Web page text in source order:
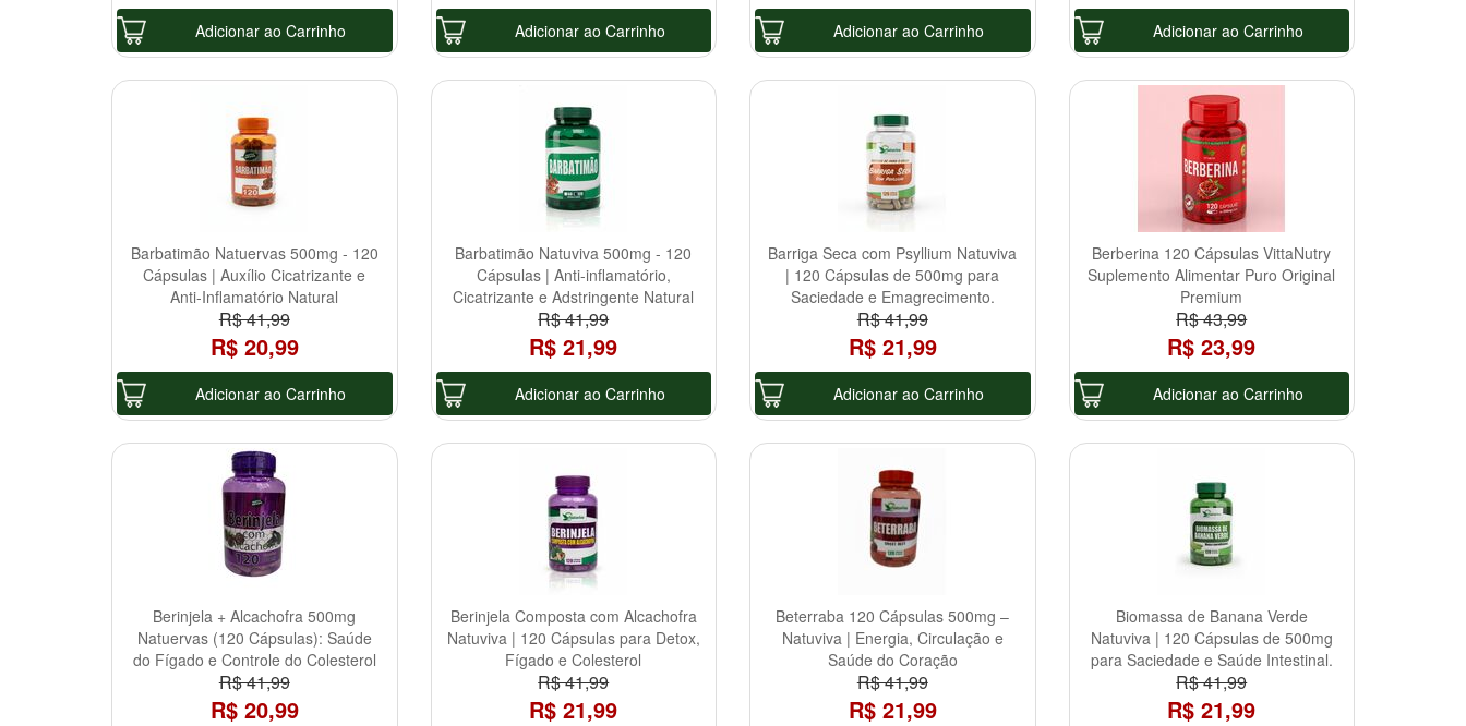
Adicionar ao Carrinho Adicionar ao Carrinho Adicionar ao Carrinho Adicionar ao Carrinho
Barbatimão Natuervas 500mg - 120
Cápsulas | Auxílio Cicatrizante e
Anti-Inflamatório Natural
R$ 41,99
R$ 20,99
Adicionar ao Carrinho
Barbatimão Natuviva 500mg - 120
Cápsulas | Anti-inflamatório,
Cicatrizante e Adstringente Natural
R$ 41,99
R$ 21,99
Adicionar ao Carrinho
Barriga Seca com Psyllium Natuviva
| 120 Cápsulas de 500mg para
Saciedade e Emagrecimento.
R$ 41,99
R$ 21,99
Adicionar ao Carrinho
Berberina 120 Cápsulas VittaNutry
Suplemento Alimentar Puro Original
Premium
R$ 43,99
R$ 23,99
Adicionar ao Carrinho
Berinjela + Alcachofra 500mg
Natuervas (120 Cápsulas): Saúde
do Fígado e Controle do Colesterol
R$ 41,99
R$ 20,99
Berinjela Composta com Alcachofra
Natuviva | 120 Cápsulas para Detox,
Fígado e Colesterol
R$ 41,99
R$ 21,99
Beterraba 120 Cápsulas 500mg –
Natuviva | Energia, Circulação e
Saúde do Coração
R$ 41,99
R$ 21,99
Biomassa de Banana Verde
Natuviva | 120 Cápsulas de 500mg
para Saciedade e Saúde Intestinal.
R$ 41,99
R$ 21,99